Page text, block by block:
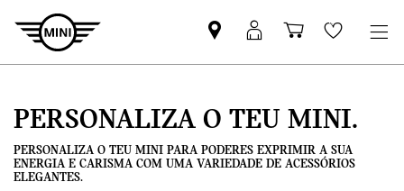
Pesquisar
parceiro
Iniciar
sessão
Carrinho
de
Wishlist
PERSONALIZA O TEU MINI.
PERSONALIZA O TEU MINI PARA PODERES EXPRIMIR A SUA
ENERGIA E CARISMA COM UMA VARIEDADE DE ACESSÓRIOS
ELEGANTES.